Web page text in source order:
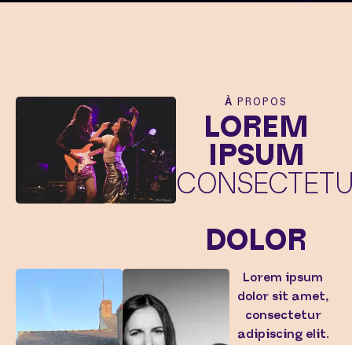
À PROPOS
LOREM
IPSUM
DOLOR
Lorem ipsum
dolor sit amet,
consectetur
adipiscing elit.